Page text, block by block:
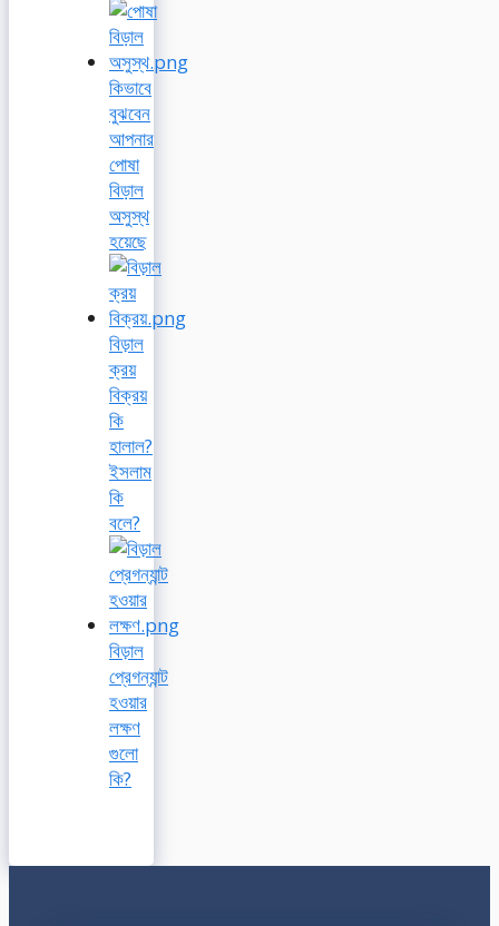
কিভাবে
বুঝবেন
আপনার
পোষা
বিড়াল
অসুস্থ
হয়েছে
বিড়াল
ক্রয়
বিক্রয়
কি
হালাল?
ইসলাম
কি
বলে?
বিড়াল
প্রেগন্যান্ট
হওয়ার
লক্ষণ
গুলো
কি?